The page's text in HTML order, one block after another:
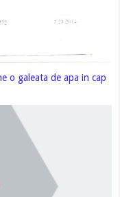
o galeata de apa in cap